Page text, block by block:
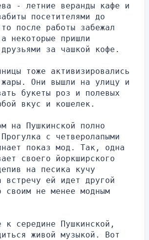
- летние веранды кафе и
посетителями до
после работы забежал
некоторые пришли
за чашкой кофе.
тоже активизировались
жары. Они вышли на улицу и
букеты роз и полевых
вкус и кошелек.
на Пушкинской полно
с четверолапыми
показ мод. Так, одна
своего йоркширского
на песика кучу
встречу ей идет другой
своим не менее модным
к середине Пушкинской,
живой музыкой. Вот